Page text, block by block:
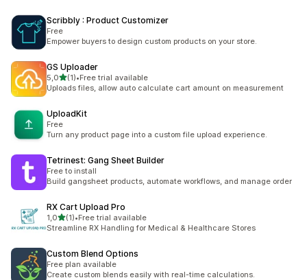
Scribbly : Product Customizer
Free
Empower buyers to design custom products on your store.
GS Uploader
5,0na 5 gwiazdek
(1)
Łączna liczba recenzji: 1
•Free trial available
Uploads files, allow auto calculate cart amount on measurement
UploadKit
Free
Turn any product page into a custom file upload experience.
Tetrinest: Gang Sheet Builder
Free to install
Build gangsheet products, automate workflows, and manage order
RX Cart Upload Pro
1,0na 5 gwiazdek
(1)
Łączna liczba recenzji: 1
•Free trial available
Streamline RX Handling for Medical & Healthcare Stores
Custom Blend Options
Free plan available
Create custom blends easily with real-time calculations.